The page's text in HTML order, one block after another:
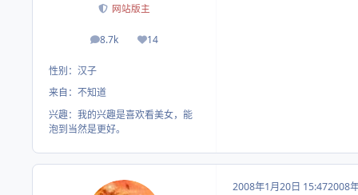
网站版主
8.7k
帖子 14
荣誉积分
性别： 汉子
来自： 不知道
兴趣： 我的兴趣是喜欢看美女，能
泡到当然是更好。
2008年1月20日 15:472008